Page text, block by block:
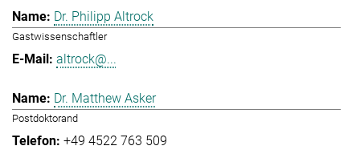
Dr. Philipp Altrock
Gastwissenschaftler
altrock@...
Dr. Matthew Asker
Postdoktorand
+49 4522 763 509